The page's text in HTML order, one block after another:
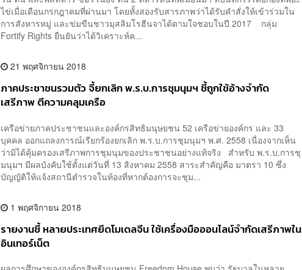
ไข่เมื่อเดือนกรกฎาคมที่ผ่านมา โดยทั้งสองรับสารภาพว่าได้รับคำสั่งให้เข้าร่วมใน
การสังหารหมู่ และข่มขืนชาวมุสลิมโรฮีนจาได้ตามใจชอบในปี 2017 กลุ่ม
Fortify Rights ยืนยันว่าได้วิเคราะห์ค...
21 พฤศจิกายน 2018
ภาคประชาชนรวมตัว จี้ยกเลิก พ.ร.บ.การชุมนุมฯ ชี้ถูกใช้อ้างจำกัด
เสรีภาพ ตีความคลุมเครือ
เครือข่ายภาคประชาชนและองค์กรสิทธิมนุษยชน 52 เครือข่ายองค์กร และ 33
บุคคล ออกแถลงการณ์เรียกร้องยกเลิก พ.ร.บ.การชุมนุมฯ พ.ศ. 2558 เนื่องจากเห็น
ว่ามิได้คุ้มครองเสรีภาพการชุมนุมของประชาชนอย่างแท้จริง สำหรับ พ.ร.บ.การชุ
มนุมฯ มีผลบังคับใช้ตั้งแต่วันที่ 13 สิงหาคม 2558 สาระสำคัญคือ มาตรา 10 ซึ่ง
บัญญัติให้แจ้งสถานีตำรวจในท้องที่หากต้องการจะชุม...
1 พฤศจิกายน 2018
รายงานชี้ หลายประเทศยึดโมเดลจีน ใช้เครื่องมือออนไลน์จำกัดเสรีภาพใน
อินเทอร์เน็ต